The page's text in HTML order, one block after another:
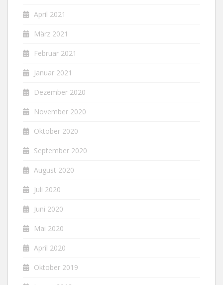
April 2021
März 2021
Februar 2021
Januar 2021
Dezember 2020
November 2020
Oktober 2020
September 2020
August 2020
Juli 2020
Juni 2020
Mai 2020
April 2020
Oktober 2019